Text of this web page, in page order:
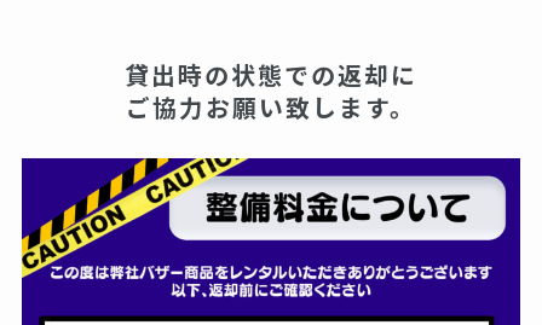
貸出時の状態での返却に
ご協力お願い致します。